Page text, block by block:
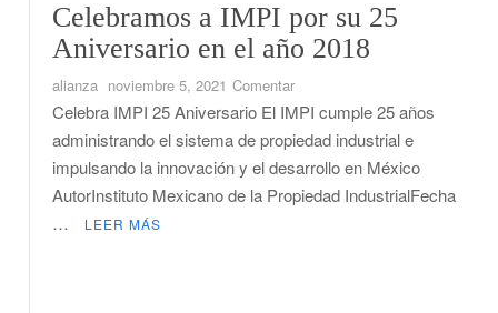
Celebramos a IMPI por su 25
Aniversario en el año 2018
alianza noviembre 5, 2021 Comentaren
Celebramos
a
por
su
Celebra IMPI 25 Aniversario El IMPI cumple 25 años
administrando el sistema de propiedad industrial e
impulsando la innovación y el desarrollo en México
AutorInstituto Mexicano de la Propiedad IndustrialFecha
…
LEER MÁS